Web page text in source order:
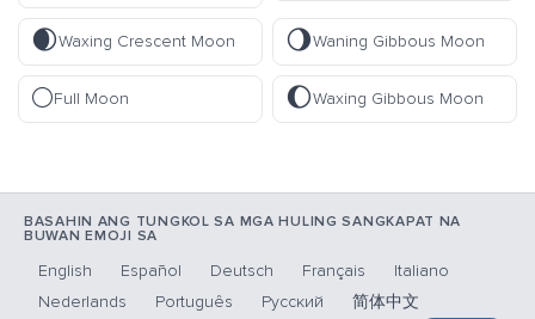
🌒Waxing Crescent Moon 🌖Waning Gibbous Moon
🌕Full Moon 🌔Waxing Gibbous Moon
BASAHIN ANG TUNGKOL SA MGA HULING SANGKAPAT NA
BUWAN EMOJI SA
English Español Deutsch Français
Italiano
Nederlands
Português Русский
简体中文